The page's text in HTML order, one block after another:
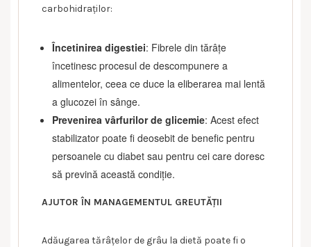
carbohidraților:
Încetinirea digestiei: Fibrele din tărâțe
încetinesc procesul de descompunere a
alimentelor, ceea ce duce la eliberarea mai lentă
a glucozei în sânge.
Prevenirea vârfurilor de glicemie: Acest efect
stabilizator poate fi deosebit de benefic pentru
persoanele cu diabet sau pentru cei care doresc
să prevină această condiție.
AJUTOR ÎN MANAGEMENTUL GREUTĂȚII
Adăugarea tărâțelor de grâu la dietă poate fi o